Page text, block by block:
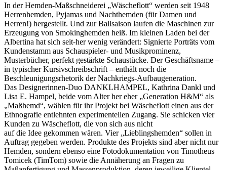
In der Hemden-Maßschneiderei „Wäscheflott“ werden seit 1948
Herrenhemden, Pyjamas und Nachthemden (für Damen und
Herren!) hergestellt. Und zur Ballsaison laufen die Maschinen zur
Erzeugung von Smokinghemden heiß. Im kleinen Laden bei der
Albertina hat sich seit-her wenig verändert: Signierte Porträts vom
Kundenstamm aus Schauspieler- und Musikprominenz,
Musterbücher, perfekt gestärkte Schaustücke. Der Geschäftsname –
in typischer Kursivschreibschrift – enthält noch die
Beschleunigungsrhetorik der Nachkriegs-Aufbaugeneration.
Das Designerinnen-Duo DANKLHAMPEL, Kathrina Dankl und
Lisa E. Hampel, beide vom Alter her eher „Generation H&M“ als
„Maßhemd“, wählen für ihr Projekt bei Wäscheflott einen aus der
Ethnografie entlehnten experimentellen Zugang. Sie schicken vier
Kunden zu Wäscheflott, die von sich aus nicht
auf die Idee gekommen wären. Vier „Lieblingshemden“ sollen in
Auftrag gegeben werden. Produkte des Projekts sind aber nicht nur
Hemden, sondern ebenso eine Fotodokumentation von Timotheus
Tomicek (TimTom) sowie die Annäherung an Fragen zu